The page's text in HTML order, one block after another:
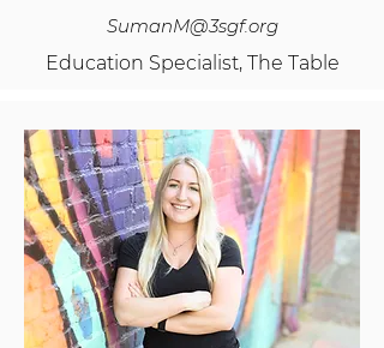
SumanM@3sgf.org
Education Specialist, The Table